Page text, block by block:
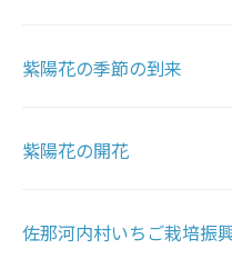
紫陽花の季節の到来
紫陽花の開花
佐那河内村いちご栽培振